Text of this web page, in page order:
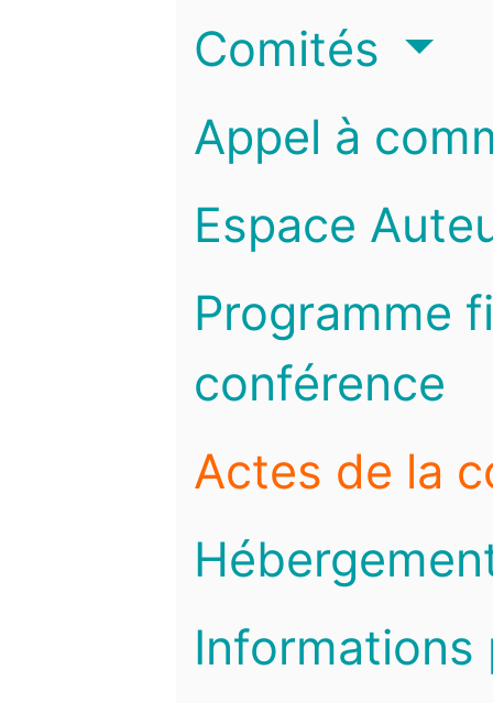
Comités
Appel à
Espace
Programme
conférence
Actes de la
Informations